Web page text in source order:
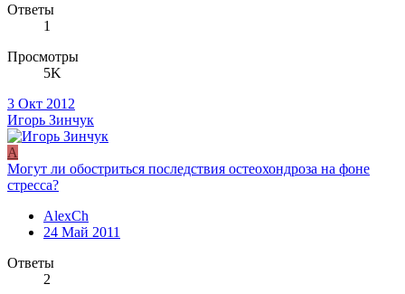
Ответы
1
Просмотры
5K
3 Окт 2012
Игорь Зинчук
A
Могут ли обостриться последствия остеохондроза на фоне
стресса?
AlexCh
24 Май 2011
Ответы
2